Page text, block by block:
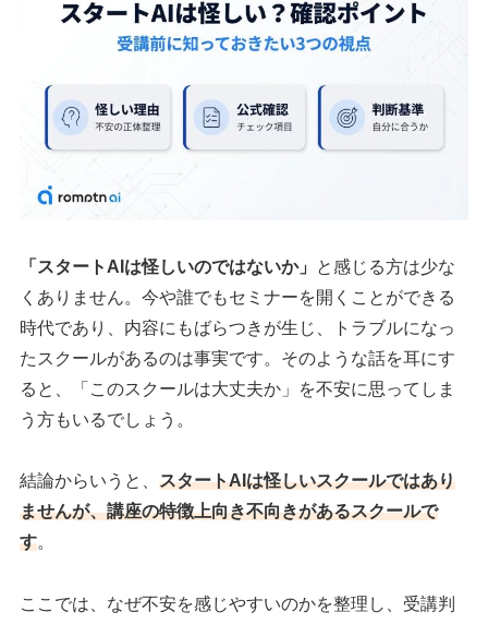
「スタートAIは怪しいのではないか」
と感じる方は少な
くありません。今や誰でもセミナーを開くことができる
時代であり、内容にもばらつきが生じ、トラブルになっ
たスクールがあるのは事実です。そのような話を耳にす
ると、「このスクールは大丈夫か」を不安に思ってしま
う方もいるでしょう。
結論からいうと、スタートAIは怪しいスクールではあり
ませんが、講座の特徴上向き不向きがあるスクールで
す。
ここでは、なぜ不安を感じやすいのかを整理し、受講判